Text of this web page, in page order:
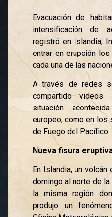
Evacuación de
intensificación de
registró en Islandia,
entrar en erupción
cada una de las
A través de redes
compartido
situación
europeo, como en los
de Fuego del Pacífico.
Nueva fisura
En Islandia, un
domingo al norte de la
la misma región
produjo un